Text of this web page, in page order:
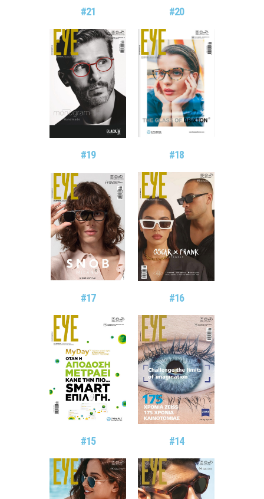
#21 #20
#19 #18
#17 #16
#15 #14